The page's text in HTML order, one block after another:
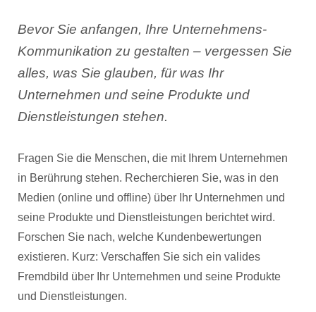
Bevor Sie anfangen, Ihre Unternehmens-
Kommunikation zu gestalten – vergessen Sie
alles, was Sie glauben, für was Ihr
Unternehmen und seine Produkte und
Dienstleistungen stehen.
Fragen Sie die Menschen, die mit Ihrem Unternehmen
in Berührung stehen. Recherchieren Sie, was in den
Medien (online und offline) über Ihr Unternehmen und
seine Produkte und Dienstleistungen berichtet wird.
Forschen Sie nach, welche Kundenbewertungen
existieren. Kurz: Verschaffen Sie sich ein valides
Fremdbild über Ihr Unternehmen und seine Produkte
und Dienstleistungen.